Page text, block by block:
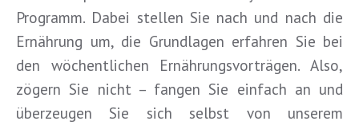
Programm. Dabei stellen Sie nach und nach die
Ernährung um, die Grundlagen erfahren Sie bei
den wöchentlichen Ernährungsvorträgen. Also,
zögern Sie nicht – fangen Sie einfach an und
überzeugen Sie sich selbst von unserem